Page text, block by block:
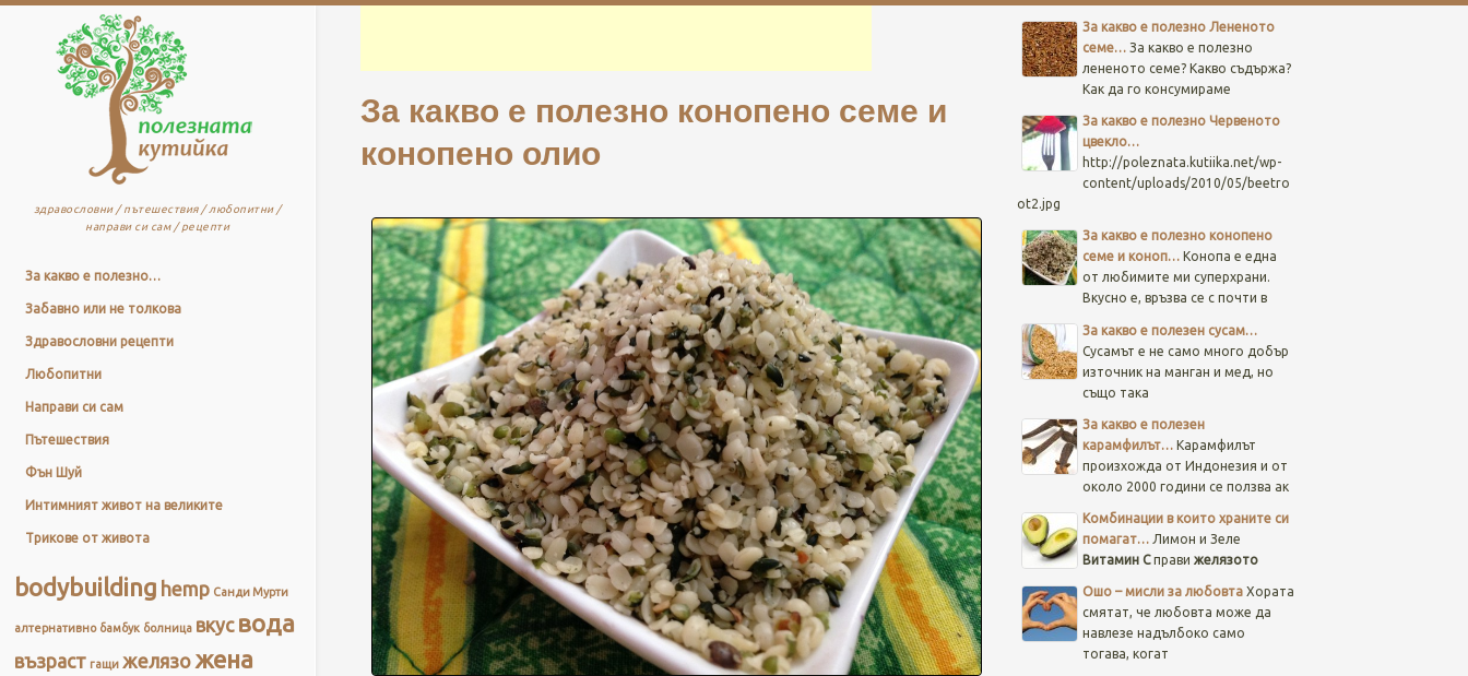
здравословни / пътешествия / любопитни /
направи си сам / рецепти
За какво е полезно…
Забавно или не толкова
Здравословни рецепти
Любопитни
Направи си сам
Пътешествия
Фън Шуй
Интимният живот на великите
Трикове от живота
bodybuilding hemp Санди Мурти
алтернативно бамбук болница вкус вода
възраст гащи желязо жена
За какво е полезно конопено семе и
конопено олио
За какво е полезно Лененото
семе… За какво е полезно
лененото семе? Какво съдържа?
Как да го консумираме
За какво е полезно Червеното
цвекло…
http://poleznata.kutiika.net/wp-
content/uploads/2010/05/beetro
ot2.jpg
За какво е полезно конопено
семе и коноп… Конопа е една
от любимите ми суперхрани.
Вкусно е, връзва се с почти в
За какво е полезен сусам…
Сусамът е не само много добър
източник на манган и мед, но
също така
За какво е полезен
карамфилът… Карамфилът
произхожда от Индонезия и от
около 2000 години се ползва ак
Комбинации в които храните си
помагат… Лимон и Зеле
Витамин Cправижелязото
Ошо – мисли за любовта Хората
смятат, че любовта може да
навлезе надълбоко само
тогава, когат